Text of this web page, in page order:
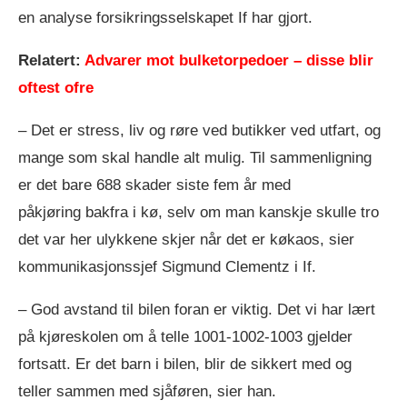
en analyse forsikringsselskapet If har gjort.
Relatert: Advarer mot bulketorpedoer – disse blir
oftest ofre
– Det er stress, liv og røre ved butikker ved utfart, og
mange som skal handle alt mulig. Til sammenligning
er det bare 688 skader siste fem år med
påkjøring bakfra i kø, selv om man kanskje skulle tro
det var her ulykkene skjer når det er køkaos, sier
kommunikasjonssjef Sigmund Clementz i If.
– God avstand til bilen foran er viktig. Det vi har lært
på kjøreskolen om å telle 1001-1002-1003 gjelder
fortsatt. Er det barn i bilen, blir de sikkert med og
teller sammen med sjåføren, sier han.